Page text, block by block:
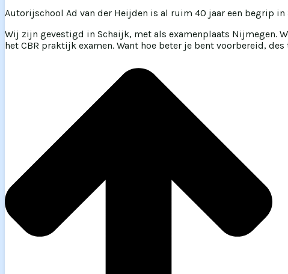
Autorijschool Ad van der Heijden is al ruim 40 jaar een begrip in
Wij zijn gevestigd in Schaijk, met als examenplaats Nijmegen.
het CBR praktijk examen. Want hoe beter je bent voorbereid,